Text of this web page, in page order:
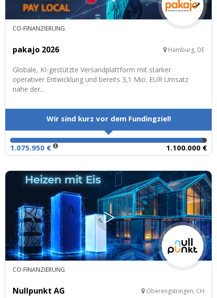
CO-FINANZIERUNG
pakajo 2026 Hamburg, DE
Globale, KI-gestützte Versandplattform mit starker
operativer Entwicklung und bereits 3,1 Mio. EUR Umsatz
nahe der...
Wir sind kurz vor dem Fundingziel!
1.075.950 € 1.100.000 €
CO-FINANZIERUNG
Nullpunkt AG Oberengstringen, CH